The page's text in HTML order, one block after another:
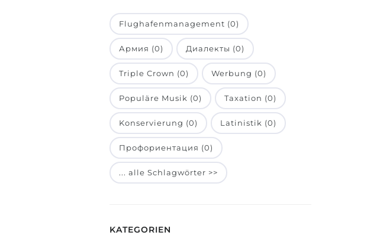
Flughafenmanagement (0)
Армия (0) Диалекты (0)
Triple Crown (0) Werbung (0)
Populäre Musik (0) Taxation (0)
Konservierung (0) Latinistik (0)
Профориентация (0)
... alle Schlagwörter >>
KATEGORIEN